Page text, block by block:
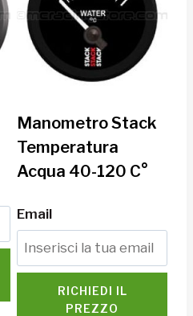
Manometro Stack
Temperatura
Acqua 40-120 C°
Email
RICHIEDI IL
PREZZO